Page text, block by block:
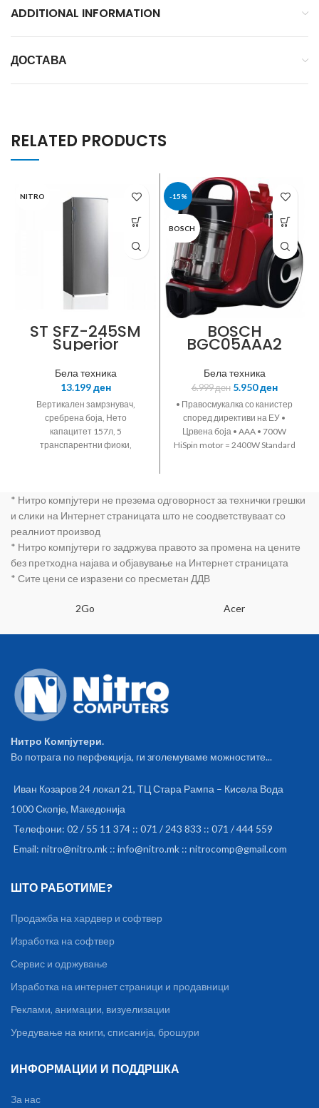
ADDITIONAL INFORMATION
ДОСТАВА
RELATED PRODUCTS
NITRO
ST SFZ-245SM
Superior
Technology,
Вертикален
замрзнувач,
сребрена боја
Бела техника
13.199ден
Вертикален замрзнувач,
сребрена боја, Нето
капацитет 157л, 5
транспарентни фиоки,
класа, Димензии 142x55x55цм
-15%
BOSCH
BOSCH
BGC05AAA2
Бела техника
6.999ден 5.950ден
• Правосмукалка со канистер
според директиви на ЕУ •
Црвена боја • AAA • 700W
HiSpin motor = 2400W Standard
децибели • eлектронска
регулација на моќноста •
* Нитро компјутери не презема одговорност за технички грешки
и слики на Интернет страницата што не соодветствуваат со
реалниот производ
* Нитро компјутери го задржува правото за промена на цените
без претходна најава и објавување на Интернет страницата
* Сите цени се изразени со пресметан ДДВ
2Go Acer
Нитро Компјутери.
Во потрага по перфекција, ги зголемуваме можностите...
Иван Козаров 24 локал 21, ТЦ Стара Рампа – Кисела Вода
1000 Скопје, Македонија
Телефони: 02 / 55 11 374 :: 071 / 243 833 :: 071 / 444 559
Email: nitro@nitro.mk :: info@nitro.mk :: nitrocomp@gmail.com
ШТО РАБОТИМЕ?
Продажба на хардвер и софтвер
Изработка на софтвер
Сервис и одржување
Изработка на интернет страници и продавници
Реклами, анимации, визуелизации
Уредување на книги, списанија, брошури
ИНФОРМАЦИИ И ПОДДРШКА
За нас